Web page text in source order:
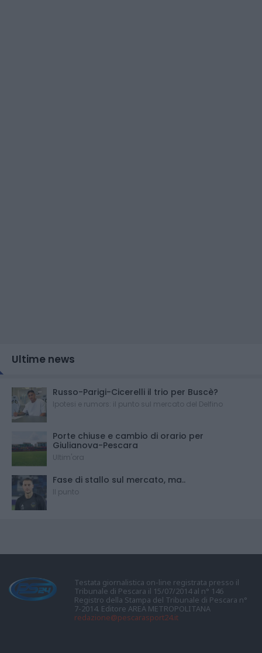
Ultime news
Russo-Parigi-Cicerelli il trio per Buscè?
Ipotesi e rumors: il punto sul mercato del Delfino
Porte chiuse e cambio di orario per
Giulianova-Pescara
Ultim'ora
Fase di stallo sul mercato, ma..
Il punto
Testata giornalistica on-line registrata presso il
Tribunale di Pescara il 15/07/2014 al n° 146
Registro della Stampa del Tribunale di Pescara n°
7-2014. Editore AREA METROPOLITANA
redazione@pescarasport24.it